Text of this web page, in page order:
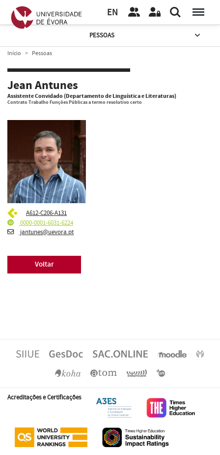
EN
PESSOAS
Início Pessoas
Jean Antunes
Assistente Convidado (Departamento de Linguística e Literaturas)
Contrato Trabalho Funções Públicas a termo resolutivo certo
A612-C206-A131
0000-0001-6031-6224
jantunes@uevora.pt
Voltar
Acreditações e Certificações